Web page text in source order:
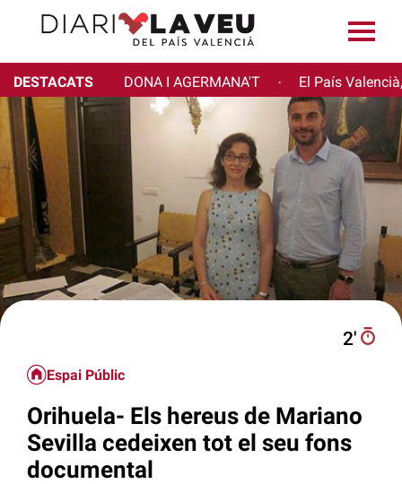
DESTACATS DONA I AGERMANA'T · El País
2′
Espai Públic
Orihuela- Els hereus de Mariano
Sevilla cedeixen tot el seu fons
documental